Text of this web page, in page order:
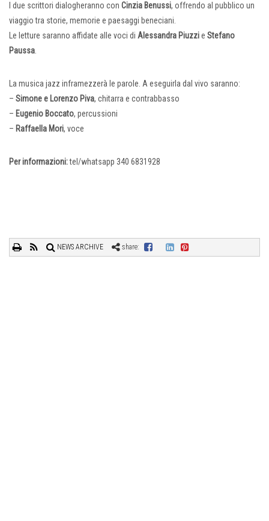
I due scrittori dialogheranno con Cinzia Benussi, offrendo al pubblico un
viaggio tra storie, memorie e paesaggi beneciani.
Le letture saranno affidate alle voci di Alessandra Piuzzie Stefano
Paussa.
La musica jazz inframezzerà le parole. A eseguirla dal vivo saranno:
– Simone e Lorenzo Piva, chitarra e contrabbasso
– Eugenio Boccato, percussioni
– Raffaella Mori, voce
Per informazioni:tel/whatsapp 340 6831928
NEWS ARCHIVE share: